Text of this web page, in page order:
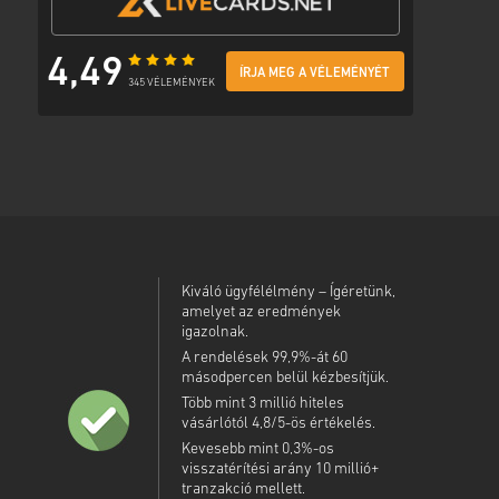
4,49 345 VÉLEMÉNYEK
ÍRJA MEG A VÉLEMÉNYÉT
Kiváló ügyfélélmény – Ígéretünk,
amelyet az eredmények
igazolnak.
A rendelések 99,9%-át 60
másodpercen belül kézbesítjük.
Több mint 3 millió hiteles
vásárlótól 4,8/5-ös értékelés.
Kevesebb mint 0,3%-os
visszatérítési arány 10 millió+
tranzakció mellett.